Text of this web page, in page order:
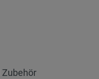
Zubehör